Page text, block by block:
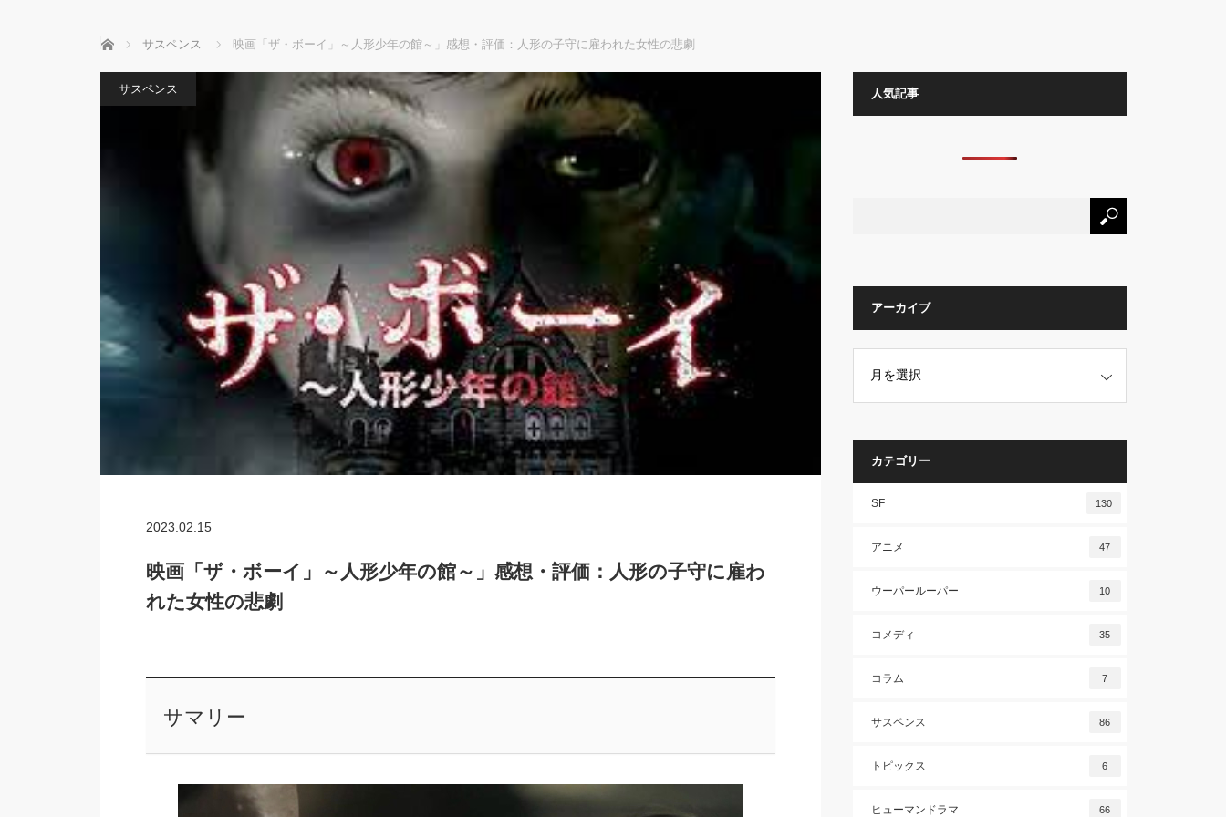
ホーム サスペンス 映画「ザ・ボーイ」～人形少年の館～」感想・評価：人形の子守に雇われた女性の悲劇
サスペンス
2023.02.15
映画「ザ・ボーイ」～人形少年の館～」感想・評価：人形の子守に雇わ
れた女性の悲劇
サマリー
人気記事
アーカイブ
カテゴリー
SF 130
アニメ 47
ウーパールーパー 10
コメディ 35
コラム 7
サスペンス 86
トピックス 6
ヒューマンドラマ 66